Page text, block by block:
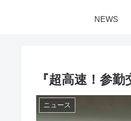
NEWS
『超高速！参
ニュース